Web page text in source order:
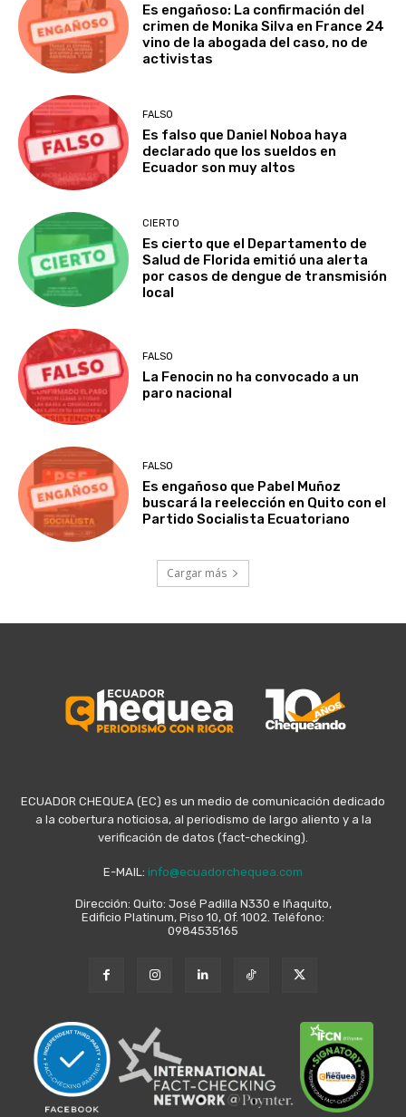
Es engañoso: La confirmación del
crimen de Monika Silva en France 24
vino de la abogada del caso, no de
activistas
FALSO
Es falso que Daniel Noboa haya
declarado que los sueldos en
Ecuador son muy altos
CIERTO
Es cierto que el Departamento de
Salud de Florida emitió una alerta
por casos de dengue de transmisión
local
FALSO
La Fenocin no ha convocado a un
paro nacional
FALSO
Es engañoso que Pabel Muñoz
buscará la reelección en Quito con el
Partido Socialista Ecuatoriano
Cargar más
ECUADOR CHEQUEA (EC) es un medio de comunicación dedicado
a la cobertura noticiosa, al periodismo de largo aliento y a la
verificación de datos (fact-checking).
E-MAIL: info@ecuadorchequea.com
Dirección: Quito: José Padilla N330 e Iñaquito,
Edificio Platinum, Piso 10, Of. 1002. Teléfono:
0984535165